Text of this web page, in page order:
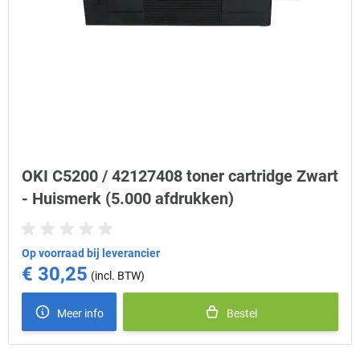
OKI C5200 / 42127408 toner cartridge Zwart
- Huismerk (5.000 afdrukken)
Op voorraad bij leverancier
€ 30,25
Meer info Bestel